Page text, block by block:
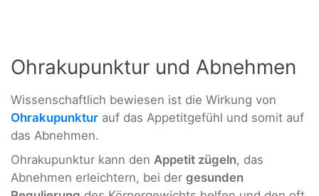
Ohrakupunktur und Abnehmen
Wissenschaftlich bewiesen ist die Wirkung von
Ohrakupunktur auf das Appetitgefühl und somit auf
das Abnehmen.
Ohrakupunktur kann den Appetit zügeln, das
Abnehmen erleichtern, bei der gesunden